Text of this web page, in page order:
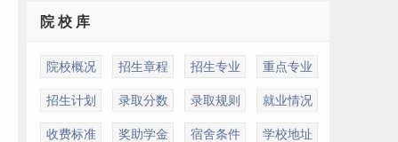
院 校 库
院校概况 招生章程 招生专业 重点专业
招生计划 录取分数 录取规则 就业情况
收费标准 奖助学金 宿舍条件 学校地址